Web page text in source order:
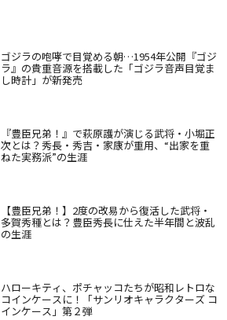
ゴジラの咆哮で目覚める朝…1954年公開『ゴジ
ラ』の貴重音源を搭載した「ゴジラ音声目覚ま
し時計」が新発売
『豊臣兄弟！』で萩原護が演じる武将・小堀正
次とは？秀長・秀吉・家康が重用、“出家を重
ねた実務派”の生涯
【豊臣兄弟！】2度の改易から復活した武将・
多賀秀種とは？豊臣秀長に仕えた半年間と波乱
の生涯
ハローキティ、ポチャッコたちが昭和レトロな
コインケースに！「サンリオキャラクターズ コ
インケース」第２弾